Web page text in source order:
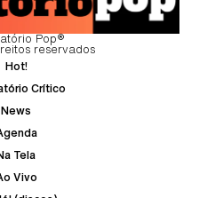
Pop®
reservados
Hot!
Crítico
News
Tela
Vivo